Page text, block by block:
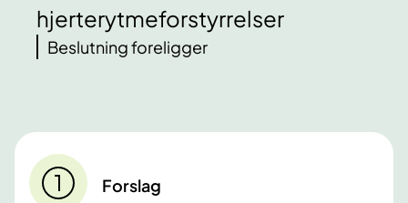
hjerterytmeforstyrrelser
Beslutning foreligger
Forslag